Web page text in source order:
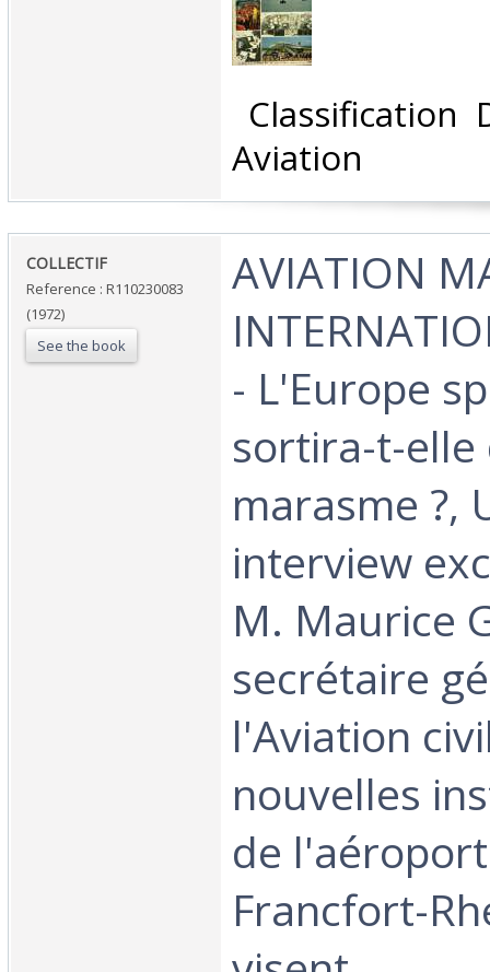
Classification
Aviation‎
‎COLLECTIF‎
Reference : R110230083
(1972)
See the book
‎AVIATION
- L'Europe
sortira-t-elle
marasme ?,
interview
M. Maurice
secrétaire
l'Aviation
nouvelles
de
Francfort-